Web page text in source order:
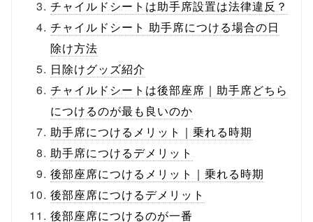
チャイルドシートは助手席設置は法律違反？
チャイルドシート 助手席につける場合の日
除け方法
日除けグッズ紹介
チャイルドシートは後部座席｜助手席どちら
につけるのが最も良いのか
助手席につけるメリット｜乗れる時期
助手席につけるデメリット
後部座席につけるメリット｜乗れる時期
後部座席につけるデメリット
後部座席につけるのが一番